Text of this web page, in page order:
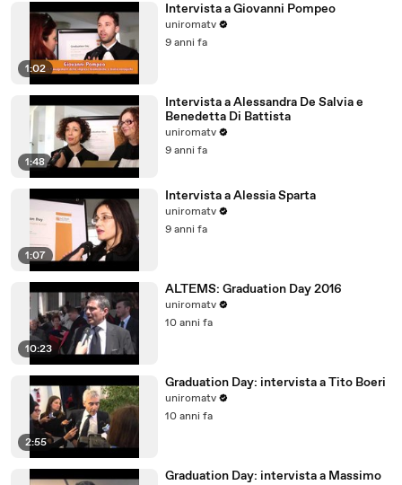
1:02
Intervista a Giovanni Pompeo
uniromatv
9 anni fa
1:48
Intervista a Alessandra De Salvia e
Benedetta Di Battista
uniromatv
9 anni fa
1:07
Intervista a Alessia Sparta
uniromatv
9 anni fa
10:23
ALTEMS: Graduation Day 2016
uniromatv
10 anni fa
2:55
Graduation Day: intervista a Tito Boeri
uniromatv
10 anni fa
Graduation Day: intervista a Massimo